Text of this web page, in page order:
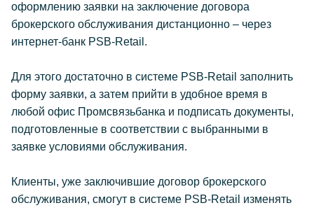
оформлению заявки на заключение договора
брокерского обслуживания дистанционно – через
интернет-банк PSB-Retail.
Для этого достаточно в системе PSB-Retail заполнить
форму заявки, а затем прийти в удобное время в
любой офис Промсвязьбанка и подписать документы,
подготовленные в соответствии с выбранными в
заявке условиями обслуживания.
Клиенты, уже заключившие договор брокерского
обслуживания, смогут в системе PSB-Retail изменять